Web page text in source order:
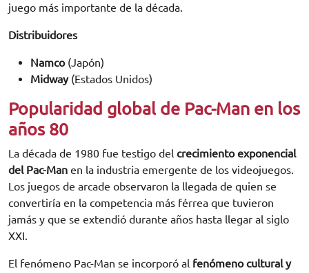
juego más importante de la década.
Distribuidores
Namco (Japón)
Midway (Estados Unidos)
Popularidad global de Pac-Man en los
años 80
La década de 1980 fue testigo del crecimiento exponencial
del Pac-Man en la industria emergente de los videojuegos.
Los juegos de arcade observaron la llegada de quien se
convertiría en la competencia más férrea que tuvieron
jamás y que se extendió durante años hasta llegar al siglo
XXI.
El fenómeno Pac-Man se incorporó al fenómeno cultural y